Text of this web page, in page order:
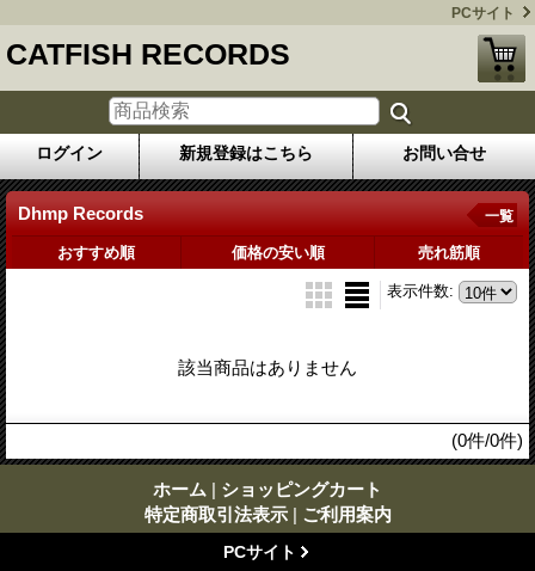
PCサイト
CATFISH RECORDS
ログイン 新規登録はこちら お問い合せ
Dhmp Records 一覧
おすすめ順 価格の安い順 売れ筋順
表示件数:
該当商品はありません
(0件/0件)
ホーム | ショッピングカート
特定商取引法表示 | ご利用案内
PCサイト